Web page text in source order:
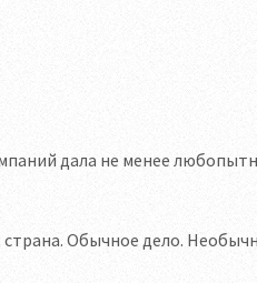
дала не менее
страна. Обычное дело.